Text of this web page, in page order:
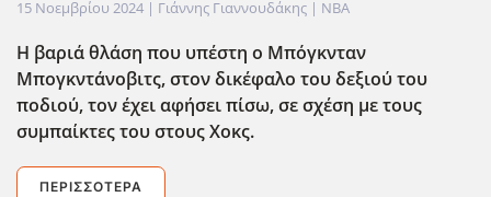
15 Νοεμβρίου 2024 | Γιάννης Γιαννουδάκης | NBA
Η βαριά θλάση που υπέστη ο Μπόγκνταν
Μπογκντάνοβιτς, στον δικέφαλο του δεξιού του
ποδιού, τον έχει αφήσει πίσω, σε σχέση με τους
συμπαίκτες του στους Χοκς.
ΠΕΡΙΣΣΌΤΕΡΑ